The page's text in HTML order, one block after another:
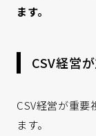
ます。
CSV経営
CSV経営が重要
ます。